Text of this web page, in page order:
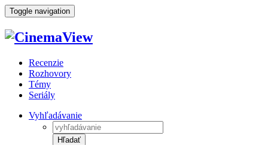
Toggle navigation
Recenzie
Rozhovory
Témy
Seriály
Vyhľadávanie
Hľadať